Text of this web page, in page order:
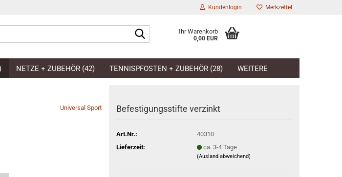
Kundenlogin
E-Mail
Merkzettel
Ihr Warenkorb
0,00 EUR
NETZE + ZUBEHÖR (42) TENNISPFOSTEN + ZUBEHÖR (28) WEITERE
Universal Sport Befestigungsstifte verzinkt
Art.Nr.:
40310
Lieferzeit:
ca. 3-4 Tage
(Ausland abweichend)